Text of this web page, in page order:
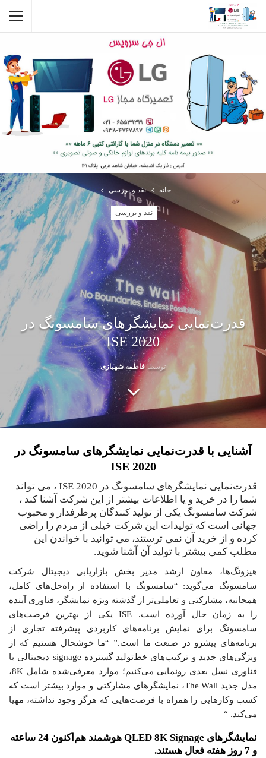
خانه نقد و بررسی
نقد و بررسی
قدرت‌نمایی نمایشگرهای سامسونگ در
ISE 2020
توسطفاطمه شهبازی
آشنایی با قدرت‌نمایی نمایشگرهای سامسونگ در
ISE 2020
قدرت‌نمایی نمایشگرهای سامسونگ در ISE 2020 ، می تواند
شما را در خرید و یا اطلاعات بیشتر از این شرکت آشنا کند ،
شرکت سامسونگ یکی از تولید کنندگان پرطرفدار و محبوب
جهانی است که تولیدات این شرکت خیلی از مردم را راضی
کرده و از خرید آن نمی ترستند، می توانید با خواندن این
مطلب کمی بیشتر با تولید آن آشنا شوید.
هیزونگ‌ها، معاون ارشد مدیر بخش بازاریابی دیجیتال شرکت
سامسونگ می‌گوید: “سامسونگ با استفاده از راه‌حل‌های کامل،
همجانبه، مشارکتی و تعاملی‌تر از گذشته ویژه نمایشگر، فناوری آینده
را به زمان حال آورده است. ISE یکی از بهترین فرصت‌های
سامسونگ برای نمایش برنامه‌های کاربردی پیشرفته تجاری از
برنامه‌های پیشرو در صنعت ما است.” “ما خوشحال هستیم که از
ویژگی‌های جدید و ترکیب‌های خط‌تولید گسترده signage دیجیتالی با
فناوری نسل بعدی رونمایی می‌کنیم؛ موارد معرفی‌شده شامل 8K،
مدل جدید The Wall، نمایشگرهای مشارکتی و موارد بیشتر است که
کسب وکارهایی را همراه با فرصت‌هایی که هرگز وجود نداشته، مهیا
می‌کند. “
نمایشگرهای QLED 8K Signage هوشمند هم‌اکنون 24 ساعته
و 7 روز هفته فعال هستند.